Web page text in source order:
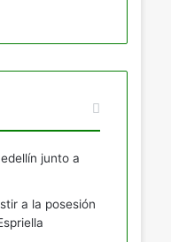
junto a
a la posesión